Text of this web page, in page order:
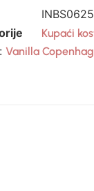
INBS0625
Kupaći
Vanilla